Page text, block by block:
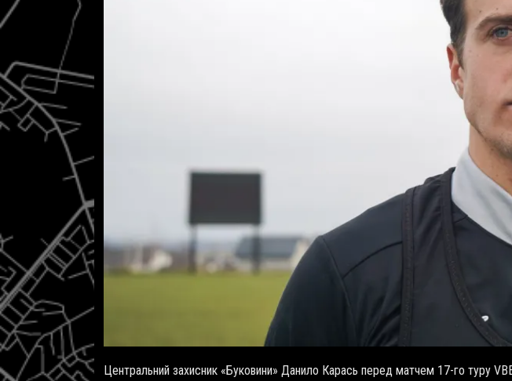
Центральний захисник «Буковини» Данило Карась перед матчем 17-го туру